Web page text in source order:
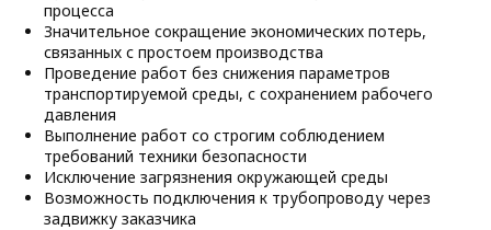
процесса
Значительное сокращение экономических потерь,
связанных с простоем производства
Проведение работ без снижения параметров
транспортируемой среды, с сохранением рабочего
давления
Выполнение работ со строгим соблюдением
требований техники безопасности
Исключение загрязнения окружающей среды
Возможность подключения к трубопроводу через
задвижку заказчика